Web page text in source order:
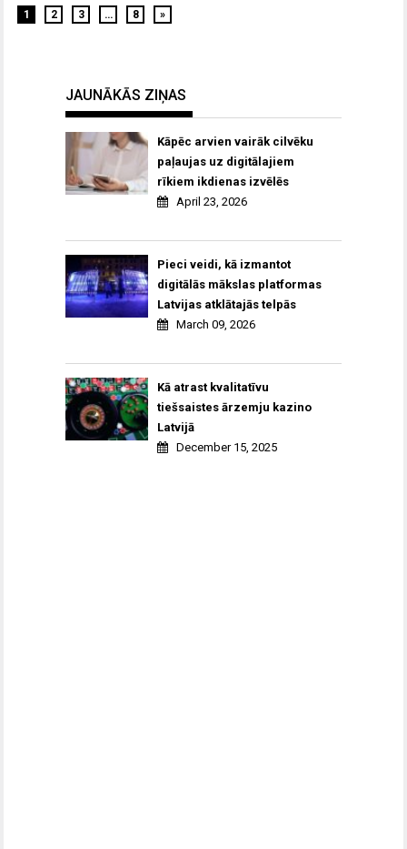
1 2 3 … 8 »
JAUNĀKĀS ZIŅAS
Kāpēc arvien vairāk cilvēku
paļaujas uz digitālajiem
rīkiem ikdienas izvēlēs
April 23, 2026
Pieci veidi, kā izmantot
digitālās mākslas platformas
Latvijas atklātajās telpās
March 09, 2026
Kā atrast kvalitatīvu
tiešsaistes ārzemju kazino
Latvijā
December 15, 2025